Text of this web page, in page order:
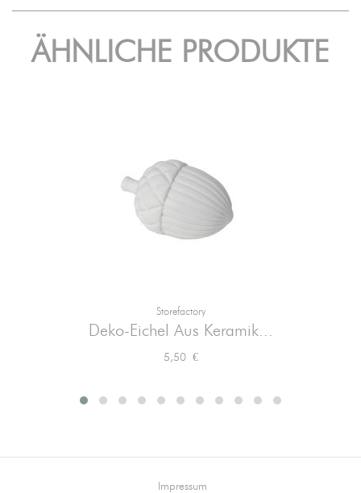
ÄHNLICHE PRODUKTE
Storefactory
Deko-Eichel Aus Keramik...
Preis
5,50 €
Impressum